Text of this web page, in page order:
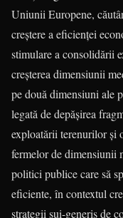
Uniunii Europene,
creştere a eficienţei
stimulare a consolidării
creşterea dimensiunii
pe două dimensiuni ale
legată de depăşirea
exploatării terenurilor şi
fermelor de dimensiunii
politici publice care să
eficiente, în contextul
strategii sui-generis de